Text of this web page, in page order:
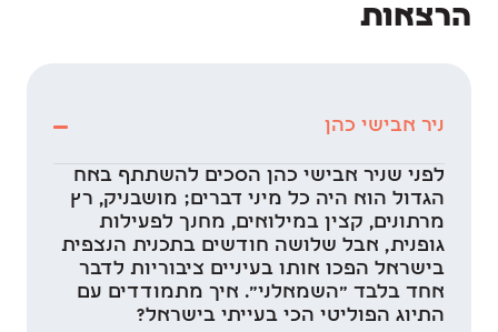
הרצאות
ניר אבישי כהן
לפני שניר אבישי כהן הסכים להשתתף באח
הגדול הוא היה כל מיני דברים; מושבניק, רץ
מרתונים, קצין במילואים, מחנך לפעילות
גופנית, אבל שלושה חודשים בתכנית הנצפית
בישראל הפכו אותו בעיניים ציבוריות לדבר
אחד בלבד "השמאלני". איך מתמודדים עם
התיוג הפוליטי הכי בעייתי בישראל?